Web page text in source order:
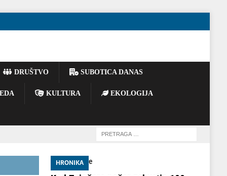
DRUŠTVO SUBOTICA DANAS
KULTURA EKOLOGIJA
HRONIKA